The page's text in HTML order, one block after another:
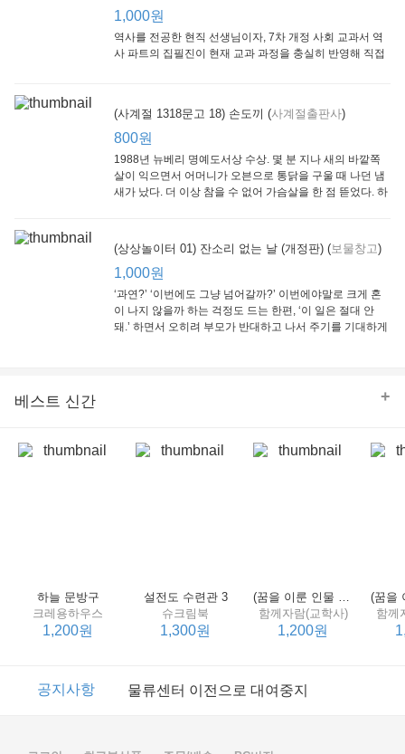
Little, Brown
1,000원
큰솔(토토북)
동아일보사
1,000원
역사를 전공한 현직 선생님이자, 7차 개정 사회 교과서 역
사 파트의 집필진이 현재 교과 과정을 충실히 반영해 직접
(사계절 1318문고 18) 손도끼 (사계절출판사)
800원
1988년 뉴베리 명예도서상 수상. 몇 분 지나 새의 바깥쪽
살이 익으면서 어머니가 오븐으로 통닭을 구울 때 나던 냄
새가 났다. 더 이상 참을 수 없어 가슴살을 한 점 뜯었다. 하
(상상놀이터 01) 잔소리 없는 날 (개정판) (보물창고)
1,000원
‘과연?’ ‘이번에도 그냥 넘어갈까?’ 이번에야말로 크게 혼
이 나지 않을까 하는 걱정도 드는 한편, ‘이 일은 절대 안
돼.’ 하면서 오히려 부모가 반대하고 나서 주기를 기대하게
베스트 신간 +
하늘 문방구
크레용하우스
1,200원
설전도 수련관 3
슈크림북
1,300원
(꿈을 이룬 인물 탐구 2) 제인 구달
함께자람(교학사)
1,200원
함께
이벤트 2017년 리브피아 여름방학 참고서 이벤트
공지사항 물류센터 이전으로 대여중지